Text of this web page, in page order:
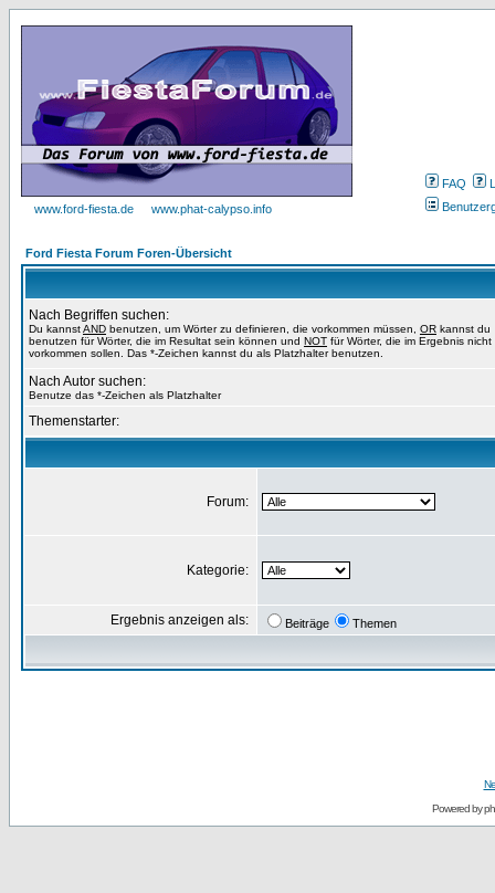
www.ford-fiesta.de www.phat-calypso.info
FAQ
Ford Fiesta Forum Foren-Übersicht
Nach Begriffen suchen:
Du kannstAND benutzen, um Wörter zu definieren, die vorkommen müssen, OR kannst du
benutzen für Wörter, die im Resultat sein können und NOT für Wörter, die im Ergebnis nicht
vorkommen sollen. Das *-Zeichen kannst du als Platzhalter benutzen.
Nach Autor suchen:
Benutze das *-Zeichen als Platzhalter
Themenstarter:
Forum:
Kategorie:
Ergebnis anzeigen als: Beiträge Themen
Powered by